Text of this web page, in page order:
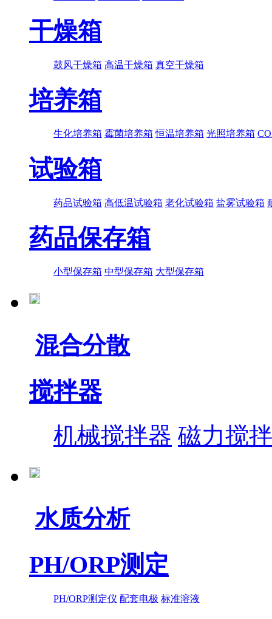
干燥箱
鼓风干燥箱 高温干燥箱 真空干燥箱
培养箱
生化培养箱 霉菌培养箱 恒温培养箱 光照培养箱
试验箱
药品试验箱 高低温试验箱 老化试验箱 盐雾试验箱
药品保存箱
小型保存箱 中型保存箱 大型保存箱
混合分散
搅拌器
机械搅拌器 磁力搅
水质分析
PH/ORP测定
PH/ORP测定仪 配套电极 标准溶液